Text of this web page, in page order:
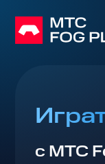
с МТС